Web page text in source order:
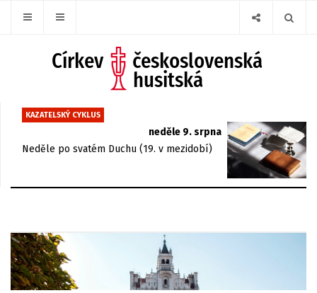
KAZATELSKÝ CYKLUS
neděle 9. srpna
Neděle po svatém Duchu (19. v mezidobí)